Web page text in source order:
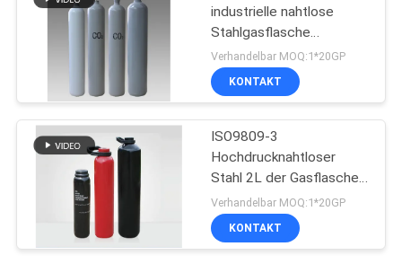
Gasflasche aus
Aluminium
industrielle nahtlose
Stahlgasflasche
transportfähig
Verhandelbar MOQ:1*20GP
KONTAKT
ISO9809-3
Hochdrucknahtloser
Stahl 2L der Gasflasche-
37Mn zu 68L
Verhandelbar MOQ:1*20GP
KONTAKT